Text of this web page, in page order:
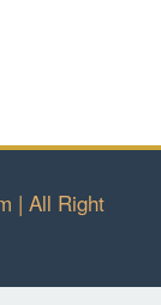
| All Right